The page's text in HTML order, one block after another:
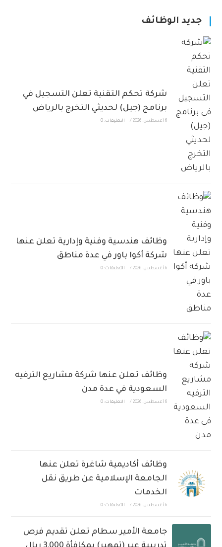
جديد الوظائف
شركة تحكم التقنية تعلن التسجيل في
برنامج (جيل) لحديثي التخرج بالرياض
6 أغسطس، 2026 / التعليقات: 0
وظائف هندسية وفنية وإدارية تعلن عنها
شركة أكوا باور في عدة مناطق
6 أغسطس، 2026 / التعليقات: 0
وظائف تعلن عنها شركة مشاريع الترفيه
السعودية في عدة مدن
6 أغسطس، 2026 / التعليقات: 0
وظائف أكاديمية شاغرة تعلن عنها
الجامعة الإسلامية عن طريق نقل
الخدمات
6 أغسطس، 2026 / التعليقات: 0
جامعة الأمير سطام تعلن تقديم فرص